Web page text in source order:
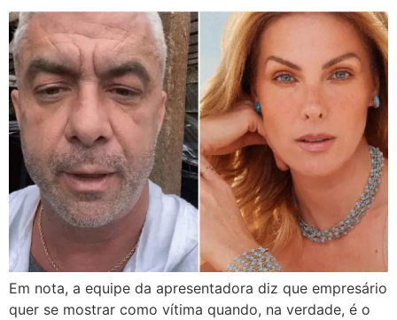
Em nota, a equipe da apresentadora diz que empresário
quer se mostrar como vítima quando, na verdade, é o